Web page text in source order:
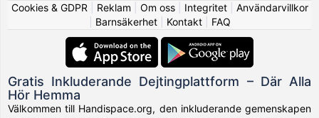
Cookies & GDPR
Reklam Om oss| Integritet| Användarvillkor
Barnsäkerhet| Kontakt| FAQ
Gratis Inkluderande Dejtingplattform – Där Alla
Hör Hemma
Välkommen till Handispace.org, den inkluderande gemenskapen